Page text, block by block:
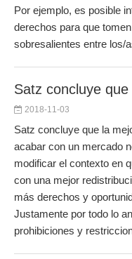
Por ejemplo, es posible
derechos para que
sobresalientes entre los/
Satz concluye
2018-11-03
Satz concluye que la
acabar con un mercado
modificar el contexto en
con una mejor
más derechos y
Justamente por todo lo
prohibiciones y